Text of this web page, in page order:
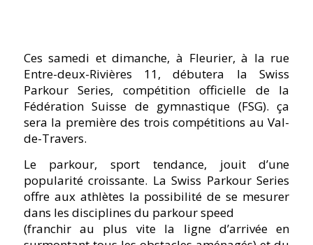
Ces samedi et dimanche, à Fleurier, à la rue
Entre-deux-Rivières 11, débutera la Swiss
Parkour Series, compétition officielle de la
Fédération Suisse de gymnastique (FSG). ça
sera la première des trois compétitions au Val-
de-Travers.
Le parkour, sport tendance, jouit d’une
popularité croissante. La Swiss Parkour Series
offre aux athlètes la possibilité de se mesurer
dans les disciplines du parkour speed
(franchir au plus vite la ligne d’arrivée en